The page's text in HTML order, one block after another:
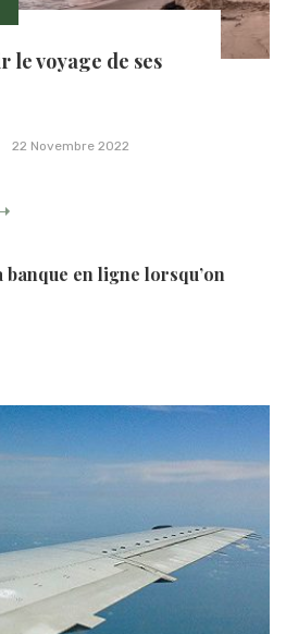
le voyage de ses
22 Novembre 2022
banque en ligne lorsqu’on